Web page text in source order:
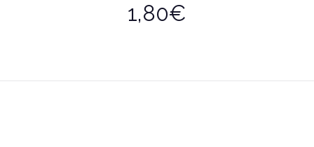
1,80€